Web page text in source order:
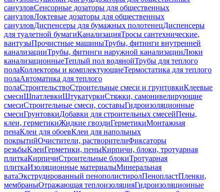
санузловСенсорные дозаторы для общественных
санузловЛоктевые дозаторы для общественных
санузловДиспенсеры для бумажных полотенецДиспенсеры
для туалетной бумагиКанализацияТросы сантехнические,
вантузыПрочистные машиныТрубы, фитинги внутренней
канализацииТрубы, фитинги наружной канализацииЛюки
канализационныеТеплый пол водянойТрубы для теплого
полаКоллекторы и комплектующиеТермостатика для теплого
полаАвтоматика для теплого
полаСтроительствоСтроительные смеси и грунтовкиКлеевые
смесиШпатлевкиШтукатуркиСтяжки, самонивелирующие
смесиСтроительные смеси, составыГидроизоляционные
смесиГрунтовкиДобавки для строительных смесейПены,
клеи, герметикиЖидкие гвоздиГерметикиМонтажная
пенаКлеи для обоевКлеи для напольных
покрытийОчистители, растворителиФиксаторы
резьбыКлеиГерметики, пеныКирпичи, блоки, тротуарная
плиткаКирпичиСтроительные блокиТротуарная
плиткаИзоляционные материалыМинеральная
ватаЭкструдированный пенополистиролПенопластПленки,
мембраныОтражающая теплоизоляцияГидроизоляционные